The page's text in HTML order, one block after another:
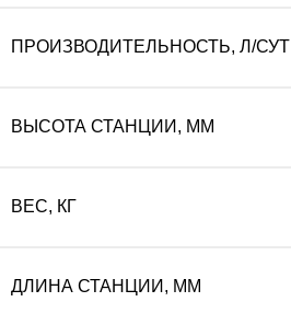
ПРОИЗВОДИТЕЛЬНОСТЬ, Л/СУТ
ВЫСОТА СТАНЦИИ, ММ
ВЕС, КГ
ДЛИНА СТАНЦИИ, ММ